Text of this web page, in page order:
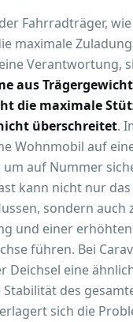
Fahrradträger,
maximale
Verantwortung,
aus
die maximale
überschreitet.
Wohnmobil auf
um auf Nummer
kann nicht nur
sondern auch
und einer
führen. Bei
Deichsel eine
des
sich die